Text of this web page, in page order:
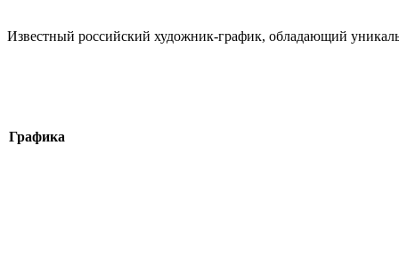
Известный российский художник-график, обладающий
Графика